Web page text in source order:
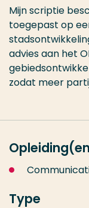
Mijn scriptie
toegepast op
advies aan het
zodat meer
Type